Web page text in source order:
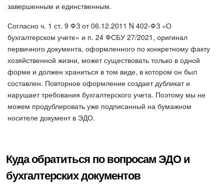
завершенным и единственным.
Согласно ч. 1 ст. 9 ФЗ от 06.12.2011 N 402-ФЗ «О
бухгалтерском учете» и п. 24 ФСБУ 27/2021, оригинал
первичного документа, оформленного по конкретному факту
хозяйственной жизни, может существовать только в одной
форме и должен храниться в том виде, в котором он был
составлен. Повторное оформление создает дубликат и
нарушает требования бухгалтерского учета. Поэтому мы не
можем продублировать уже подписанный на бумажном
носителе документ в ЭДО.
Куда обратиться по вопросам ЭДО и
бухгалтерских документов